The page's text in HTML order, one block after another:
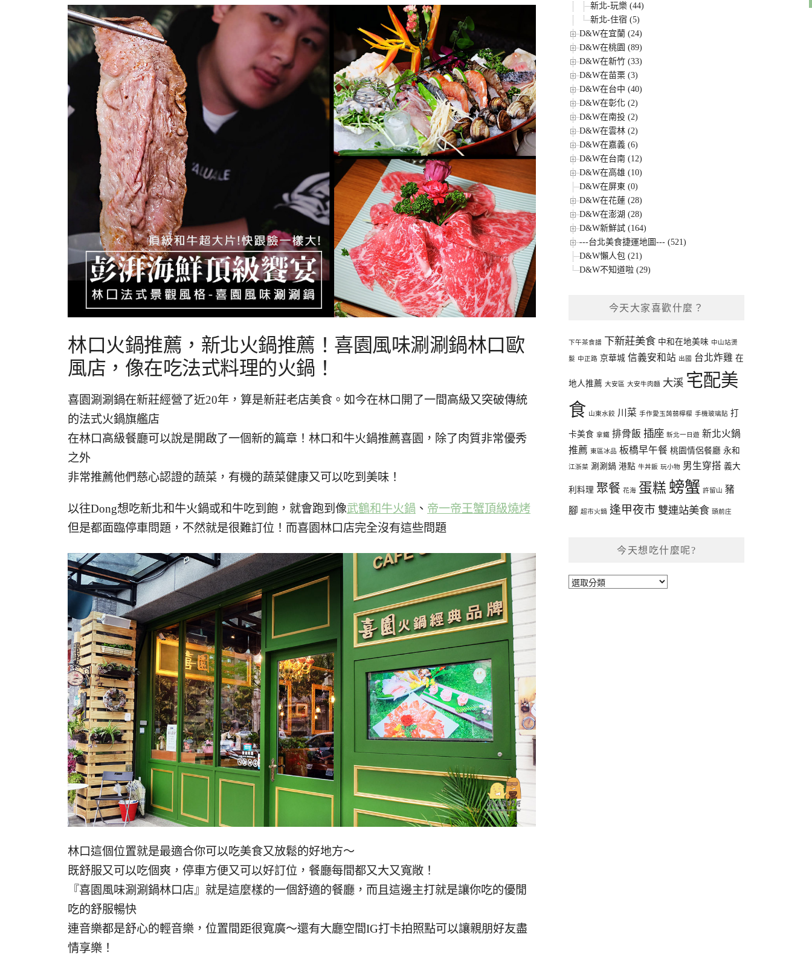
林口火鍋推薦，新北火鍋推薦！喜園風味涮涮鍋林口歐
風店，像在吃法式料理的火鍋！
喜園涮涮鍋在新莊經營了近20年，算是新莊老店美食。如今在林口開了一間高級又突破傳統
的法式火鍋旗艦店
在林口高級餐廳可以說是開啟了一個新的篇章！林口和牛火鍋推薦喜園，除了肉質非常優秀
之外
非常推薦他們慈心認證的蔬菜，有機的蔬菜健康又可以吃到美味！
以往Dong想吃新北和牛火鍋或和牛吃到飽，就會跑到像武鶴和牛火鍋 、 帝一帝王蟹頂級燒烤
但是都面臨停車問題，不然就是很難訂位！而喜園林口店完全沒有這些問題
林口這個位置就是最適合你可以吃美食又放鬆的好地方～
既舒服又可以吃個爽，停車方便又可以好訂位，餐廳每間都又大又寬敞！
『喜園風味涮涮鍋林口店』就是這麼樣的一個舒適的餐廳，而且這邊主打就是讓你吃的優閒
吃的舒服暢快
連音樂都是舒心的輕音樂，位置間距很寬廣～還有大廳空間IG打卡拍照點可以讓親朋好友盡
情享樂！
新北-玩樂 (44)
新北-住宿 (5)
D&W在宜蘭 (24)
D&W在桃園 (89)
D&W在新竹 (33)
D&W在苗栗 (3)
D&W在台中 (40)
D&W在彰化 (2)
D&W在南投 (2)
D&W在雲林 (2)
D&W在嘉義 (6)
D&W在台南 (12)
D&W在高雄 (10)
D&W在屏東 (0)
D&W在花蓮 (28)
D&W在澎湖 (28)
D&W新鮮試 (164)
---台北美食捷運地圖--- (521)
D&W懶人包 (21)
D&W不知道啦 (29)
今天大家喜歡什麼？
下午茶食譜 下新莊美食 中和在地美味 中山站燙
髮 中正路 京華城 信義安和站 出國 台北炸雞 在
地人推薦 大安區 大安牛肉麵 大溪 宅配美
食 山東水餃 川菜 手作愛玉蒟蒻檸檬 手機玻璃貼 打
卡美食 拿鐵 排骨飯 插座 新北一日遊 新北火鍋
推薦 東區冰品 板橋早午餐 桃園情侶餐廳 永和
江浙菜 涮涮鍋 港點 牛丼飯 玩小物 男生穿搭 義大
利料理 聚餐 花海 蛋糕 螃蟹 許留山 豬
腳 超市火鍋 逢甲夜市 雙連站美食 頭前庄
今天想吃什麼呢?
今